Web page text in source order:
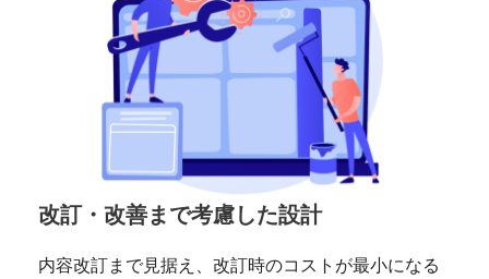
改訂・改善まで考慮した設計
内容改訂まで見据え、改訂時のコストが最小になる